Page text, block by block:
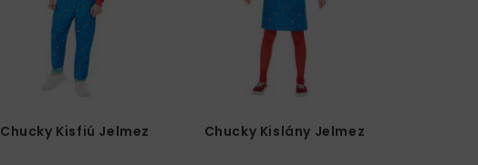
Chucky Kisfiú Jelmez Chucky Kislány Jelmez